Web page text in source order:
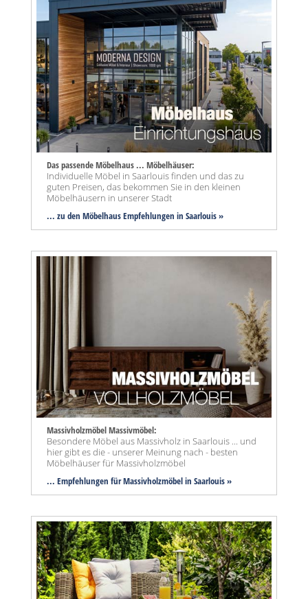
Das passende Möbelhaus ... Möbelhäuser:
Individuelle Möbel in Saarlouis finden und das zu
guten Preisen, das bekommen Sie in den kleinen
Möbelhäusern in unserer Stadt
... zu den Möbelhaus Empfehlungen in Saarlouis »
Massivholzmöbel Massivmöbel:
Besondere Möbel aus Massivholz in Saarlouis ... und
hier gibt es die - unserer Meinung nach - besten
Möbelhäuser für Massivholzmöbel
... Empfehlungen für Massivholzmöbel in Saarlouis »